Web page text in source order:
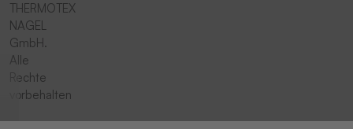
THERMOTEX
NAGEL
GmbH.
Alle
Rechte
vorbehalten